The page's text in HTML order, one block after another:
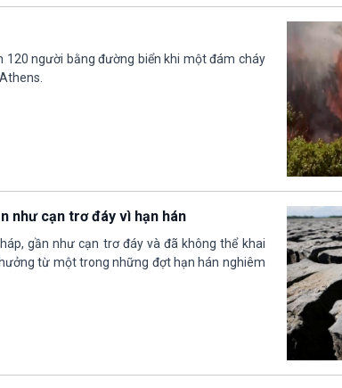
120 người bằng đường biển khi một đám cháy
như cạn trơ đáy vì hạn hán
gần như cạn trơ đáy và đã không thể khai
từ một trong những đợt hạn hán nghiêm